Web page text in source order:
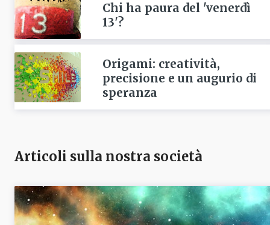
Chi ha paura del 'venerdì
13'?
Origami: creatività,
precisione e un augurio di
speranza
Articoli sulla nostra società